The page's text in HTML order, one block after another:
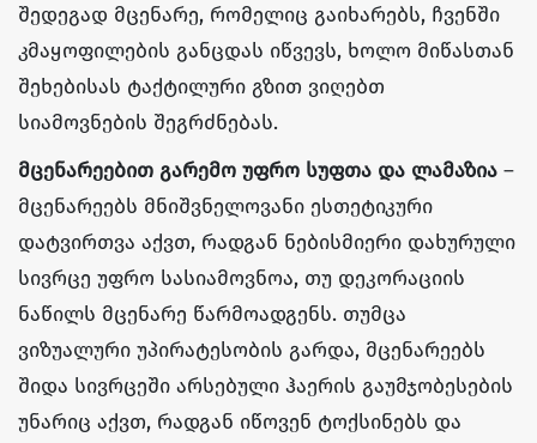
შედეგად მცენარე, რომელიც გაიხარებს, ჩვენში
კმაყოფილების განცდას იწვევს, ხოლო მიწასთან
შეხებისას ტაქტილური გზით ვიღებთ
სიამოვნების შეგრძნებას.
მცენარეებით გარემო უფრო სუფთა და ლამაზია –
მცენარეებს მნიშვნელოვანი ესთეტიკური
დატვირთვა აქვთ, რადგან ნებისმიერი დახურული
სივრცე უფრო სასიამოვნოა, თუ დეკორაციის
ნაწილს მცენარე წარმოადგენს. თუმცა
ვიზუალური უპირატესობის გარდა, მცენარეებს
შიდა სივრცეში არსებული ჰაერის გაუმჯობესების
უნარიც აქვთ, რადგან იწოვენ ტოქსინებს და